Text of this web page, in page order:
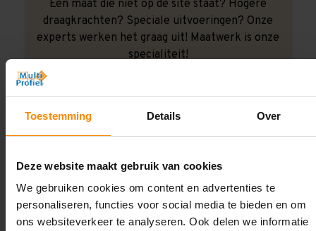
Toestemming Details Over
Deze website maakt gebruik van cookies
We gebruiken cookies om content en advertenties te
personaliseren, functies voor social media te bieden en om
ons websiteverkeer te analyseren. Ook delen we informatie
Een maat die niet op de site staat? Hogere
draagkrachten? Speciale uitvoeringen? Onze
experts werken het graag uit! Maatwerk is onze
specialiteit!
Laat ons het doen!